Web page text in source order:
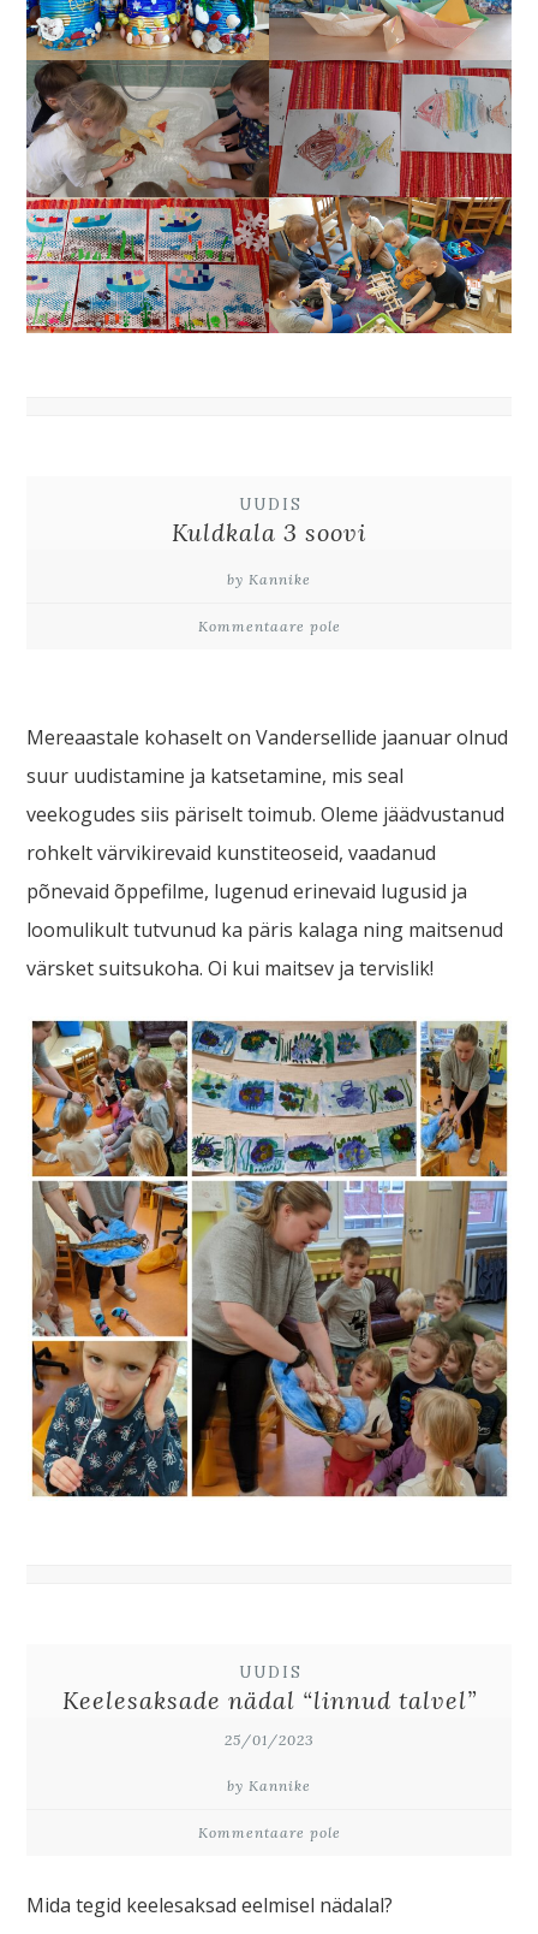
UUDIS
Kuldkala 3 soovi
by Kannike
Kommentaare pole
Mereaastale kohaselt on Vandersellide jaanuar olnud
suur uudistamine ja katsetamine, mis seal
veekogudes siis päriselt toimub. Oleme jäädvustanud
rohkelt värvikirevaid kunstiteoseid, vaadanud
põnevaid õppefilme, lugenud erinevaid lugusid ja
loomulikult tutvunud ka päris kalaga ning maitsenud
värsket suitsukoha. Oi kui maitsev ja tervislik!
UUDIS
Keelesaksade nädal “linnud talvel”
25/01/2023
by Kannike
Kommentaare pole
Mida tegid keelesaksad eelmisel nädalal?